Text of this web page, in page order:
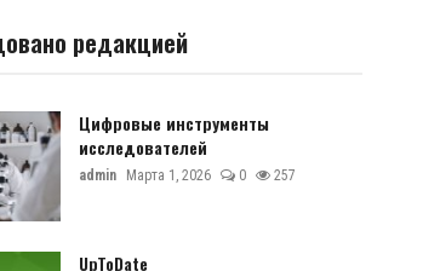
редакцией
Цифровые инструменты
исследователей
admin Марта 1, 2026 0 257
UpToDate